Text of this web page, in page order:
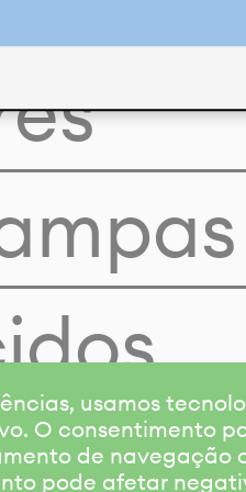
usamos
O consentimento
de navegação
pode afetar